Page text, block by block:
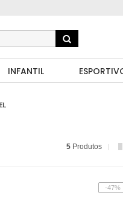
INFANTIL
5 Produtos
-47%